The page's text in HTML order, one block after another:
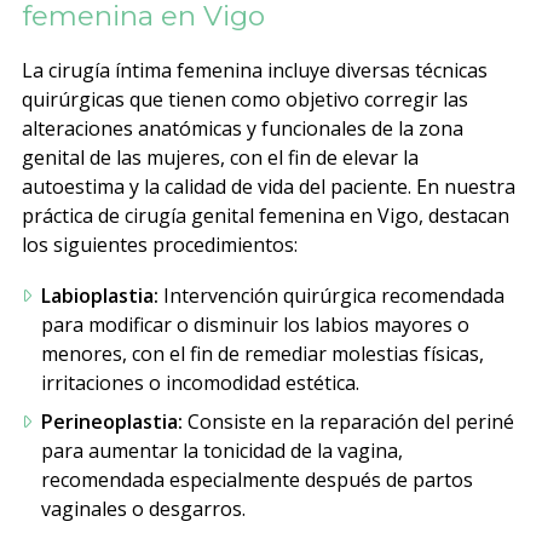
femenina en Vigo
La cirugía íntima femenina incluye diversas técnicas
quirúrgicas que tienen como objetivo corregir las
alteraciones anatómicas y funcionales de la zona
genital de las mujeres, con el fin de elevar la
autoestima y la calidad de vida del paciente. En nuestra
práctica de cirugía genital femenina en Vigo, destacan
los siguientes procedimientos:
Labioplastia: Intervención quirúrgica recomendada
para modificar o disminuir los labios mayores o
menores, con el fin de remediar molestias físicas,
irritaciones o incomodidad estética.
Perineoplastia: Consiste en la reparación del periné
para aumentar la tonicidad de la vagina,
recomendada especialmente después de partos
vaginales o desgarros.